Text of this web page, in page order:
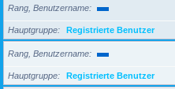
Rang, Benutzername
Hauptgruppe Registrierte Benutzer
Rang, Benutzername
Hauptgruppe Registrierte Benutzer